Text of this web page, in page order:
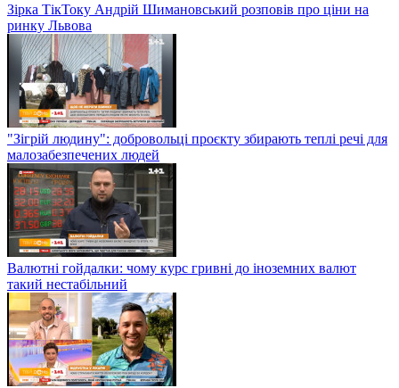
Зірка ТікТоку Андрій Шимановський розповів про ціни на
ринку Львова
"Зігрій людину": добровольці проєкту збирають теплі речі для
малозабезпечених людей
Валютні гойдалки: чому курс гривні до іноземних валют
такий нестабільний